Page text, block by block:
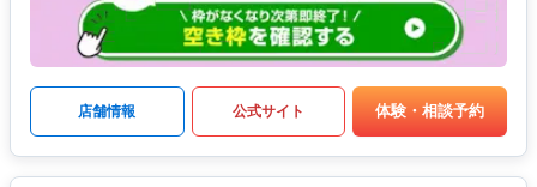
店舗情報 公式サイト 体験・相談予約